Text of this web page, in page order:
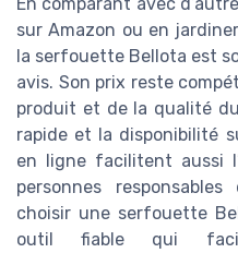
sur Amazon ou en
la serfouette Bellota est
avis. Son prix reste
produit et de la qualité
rapide et la disponibilité
en ligne facilitent aussi
personnes
choisir une serfouette
outil fiable qui